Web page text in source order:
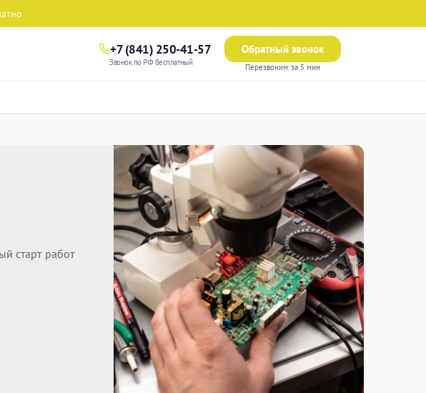
+7 (841) 250-41-57
Звонок по РФ бесплатный
Обратный звонок
Перезвоним за 5 мин
старт работ